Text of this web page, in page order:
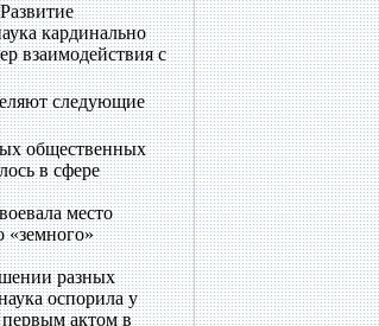
кардинально
взаимодействия с
следующие
общественных
в сфере
место
«земного»
разных
оспорила у
первым актом в